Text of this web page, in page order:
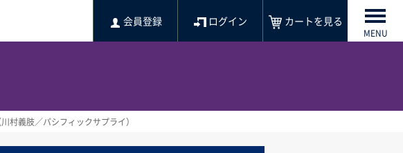
会員登録 ログイン カートを見る
MENU
村義肢／パシフィックサプライ）